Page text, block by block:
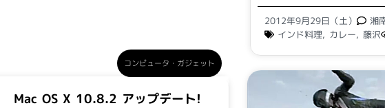
2012年9月29日（土）
湘
インド料理, カレー,藤沢
コンピュータ・ガジェット
Mac OS X 10.8.2 アップデート!